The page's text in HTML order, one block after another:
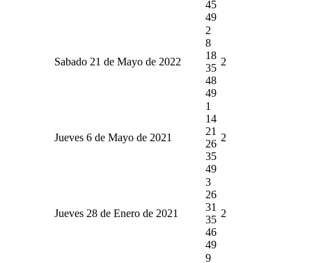
45
49
Sabado 21 de Mayo de 2022
2
8
18
35
48
49
2
Jueves 6 de Mayo de 2021
1
14
21
26
35
49
2
Jueves 28 de Enero de 2021
3
26
31
35
46
49
2
9